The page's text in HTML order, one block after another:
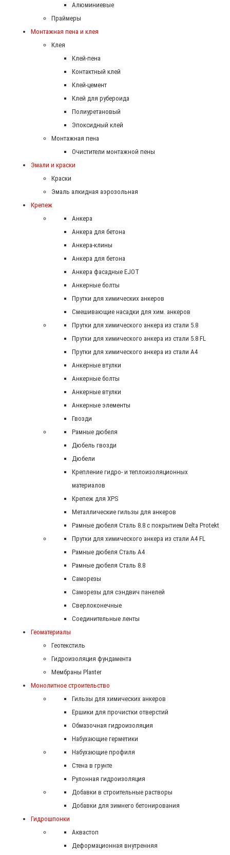
Алюминиевые
Праймеры
Монтажная пена и клея
Клея
Клей-пена
Контактный клей
Клей-цемент
Клей для рубероида
Полиуретановый
Эпоксидный клей
Монтажная пена
Очистители монтажной пены
Эмали и краски
Краски
Эмаль алкидная аэрозольная
Крепеж
Анкера
Анкера для бетона
Анкера-клины
Анкера для бетона
Анкера фасадные EJOT
Анкерные болты
Прутки для химических анкеров
Смешивающие насадки для хим. анкеров
Прутки для химического анкера из стали 5.8
Прутки для химического анкера из стали 5.8 FL
Прутки для химического анкера из стали А4
Анкерные втулки
Анкерные болты
Анкерные втулки
Анкерные элементы
Гвозди
Рамные дюбеля
Дюбель гвозди
Дюбели
Крепление гидро- и теплоизоляционных
материалов
Крепеж для XPS
Металлические гильзы для анкеров
Рамные дюбеля Сталь 8.8 с покрытием Delta Protekt
Прутки для химического анкера из стали А4 FL
Рамные дюбеля Сталь A4
Рамные дюбеля Сталь 8.8
Саморезы
Саморезы для сэндвич панелей
Сверлоконечные
Соединительные ленты
Геоматериалы
Геотекстиль
Гидроизоляция фундамента
Мембраны Planter
Монолитное строительство
Гильзы для химических анкеров
Ершики для прочистки отверстий
Обмазочная гидроизоляция
Набухающие герметики
Набухающие профиля
Стена в грунте
Рулонная гидроизоляция
Добавки в строительные растворы
Добавки для зимнего бетонирования
Гидрошпонки
Аквастоп
Деформационная внутренняя